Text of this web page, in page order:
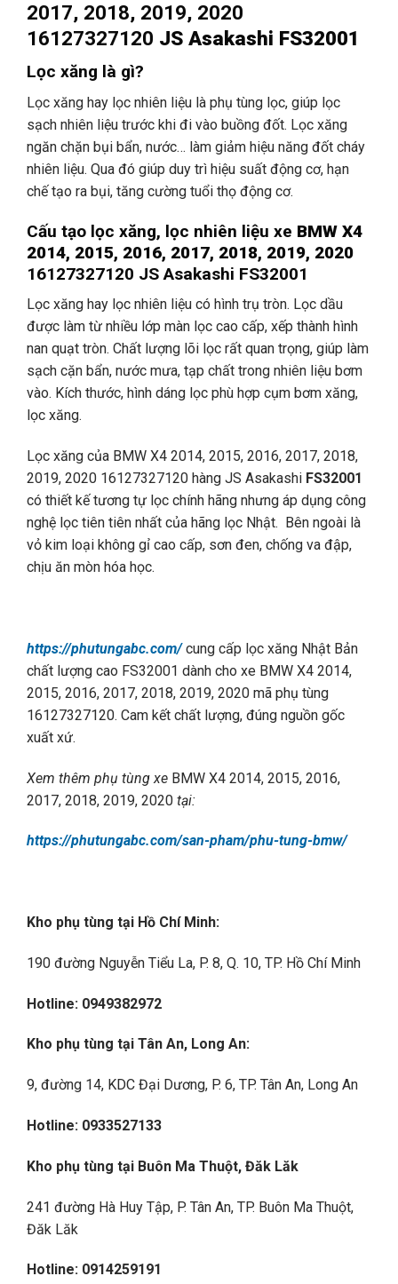
2017, 2018, 2019, 2020
16127327120 JS Asakashi FS32001
Lọc xăng là gì?
Lọc xăng hay lọc nhiên liệu là phụ tùng lọc, giúp lọc
sạch nhiên liệu trước khi đi vào buồng đốt. Lọc xăng
ngăn chặn bụi bẩn, nước… làm giảm hiệu năng đốt cháy
nhiên liệu. Qua đó giúp duy trì hiệu suất động cơ, hạn
chế tạo ra bụi, tăng cường tuổi thọ động cơ.
Cấu tạo lọc xăng, lọc nhiên liệu xe BMW X4
2014, 2015, 2016, 2017, 2018, 2019, 2020
16127327120 JS Asakashi FS32001
Lọc xăng hay lọc nhiên liệu có hình trụ tròn. Lọc dầu
được làm từ nhiều lớp màn lọc cao cấp, xếp thành hình
nan quạt tròn. Chất lượng lõi lọc rất quan trọng, giúp làm
sạch cặn bẩn, nước mưa, tạp chất trong nhiên liệu bơm
vào. Kích thước, hình dáng lọc phù hợp cụm bơm xăng,
lọc xăng.
Lọc xăng của BMW X4 2014, 2015, 2016, 2017, 2018,
2019, 2020 16127327120 hàng JS Asakashi FS32001
có thiết kế tương tự lọc chính hãng nhưng áp dụng công
nghệ lọc tiên tiên nhất của hãng lọc Nhật. Bên ngoài là
vỏ kim loại không gỉ cao cấp, sơn đen, chống va đập,
chịu ăn mòn hóa học.
https://phutungabc.com/cung cấp lọc xăng Nhật Bản
chất lượng cao FS32001 dành cho xe BMW X4 2014,
2015, 2016, 2017, 2018, 2019, 2020 mã phụ tùng
16127327120. Cam kết chất lượng, đúng nguồn gốc
xuất xứ.
Xem thêm phụ tùng xe BMW X4 2014, 2015, 2016,
2017, 2018, 2019, 2020 tại:
https://phutungabc.com/san-pham/phu-tung-bmw/
Kho phụ tùng tại Hồ Chí Minh:
190 đường Nguyễn Tiểu La, P. 8, Q. 10, TP. Hồ Chí Minh
Hotline: 0949382972
Kho phụ tùng tại Tân An, Long An:
9, đường 14, KDC Đại Dương, P. 6, TP. Tân An, Long An
Hotline: 0933527133
Kho phụ tùng tại Buôn Ma Thuột, Đăk Lăk
241 đường Hà Huy Tập, P. Tân An, TP. Buôn Ma Thuột,
Đăk Lăk
Hotline: 0914259191